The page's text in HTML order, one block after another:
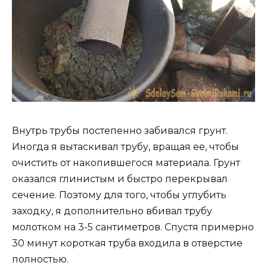
Внутрь трубы постепенно забивался грунт.
Иногда я вытаскивал трубу, вращая ее, чтобы
очистить от накопившегося материала. Грунт
оказался глинистым и быстро перекрывал
сечение. Поэтому для того, чтобы углубить
заходку, я дополнительно вбивал трубу
молотком на 3-5 сантиметров. Спустя примерно
30 минут короткая труба входила в отверстие
полностью.